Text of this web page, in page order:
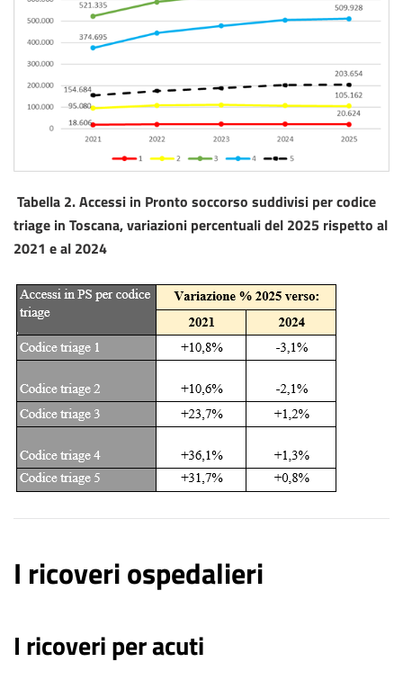
Tabella 2. Accessi in Pronto soccorso suddivisi per codice
triage in Toscana, variazioni percentuali del 2025 rispetto al
2021 e al 2024
I ricoveri ospedalieri
I ricoveri per acuti